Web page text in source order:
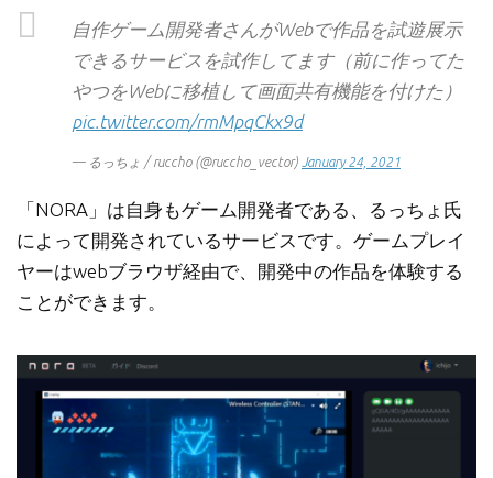
自作ゲーム開発者さんがWebで作品を試遊展示
できるサービスを試作してます（前に作ってた
やつをWebに移植して画面共有機能を付けた）
pic.twitter.com/rmMpqCkx9d
— るっちょ / ruccho (@ruccho_vector) January 24, 2021
「NORA」は自身もゲーム開発者である、るっちょ氏
によって開発されているサービスです。ゲームプレイ
ヤーはwebブラウザ経由で、開発中の作品を体験する
ことができます。